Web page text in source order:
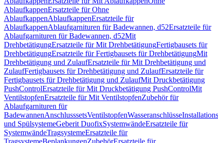
AblaufkappenErsatzteile für Ohne
AblaufkappenAblaufkappenErsatzteile für
AblaufkappenAblaufgarnituren für Badewannen, d52Ersatzteile für
Ablaufgarnituren für Badewannen, d52Mit
DrehbetätigungErsatzteile für Mit DrehbetätigungFertigbausets für
DrehbetätigungErsatzteile für Fertigbausets für DrehbetätigungMit
Drehbetätigung und ZulaufErsatzteile für Mit Drehbetätigung und
ZulaufFertigbausets für Drehbetätigung und ZulaufErsatzteile für
Fertigbausets für Drehbetätigung und ZulaufMit Druckbetätigung
PushControlErsatzteile für Mit Druckbetätigung PushControlMit
VentilstopfenErsatzteile für Mit VentilstopfenZubehör für
Ablaufgarnituren für
BadewannenAnschlusssetsVentilstopfenWasseranschlüsse
und SpülsystemeGeberit DuofixSystemwändeErsatzteile für
SystemwändeTragsystemeErsatzteile für
TragsystemeBeplankungenZubehörErsatzteile für